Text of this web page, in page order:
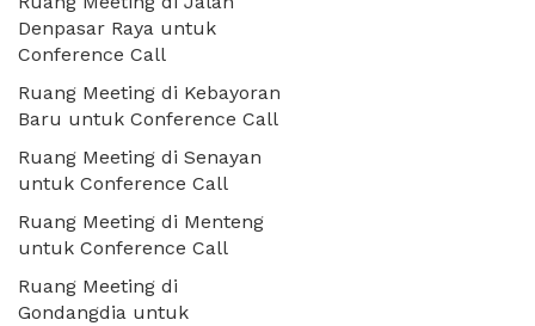
Denpasar Raya untuk
Conference Call
Ruang Meeting di Kebayoran
Baru untuk Conference Call
Ruang Meeting di Senayan
untuk Conference Call
Ruang Meeting di Menteng
untuk Conference Call
Ruang Meeting di
Gondangdia untuk